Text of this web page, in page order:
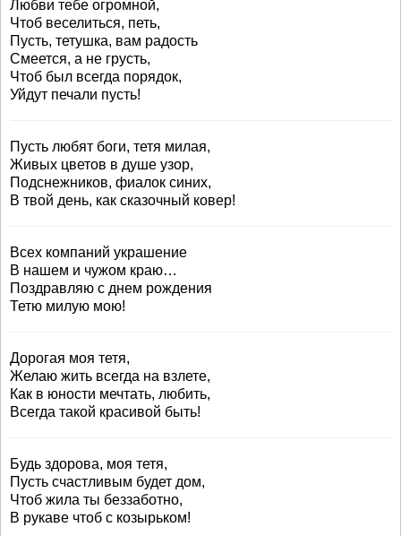
Любви тебе огромной,
Чтоб веселиться, петь,
Пусть, тетушка, вам радость
Смеется, а не грусть,
Чтоб был всегда порядок,
Уйдут печали пусть!
Пусть любят боги, тетя милая,
Живых цветов в душе узор,
Подснежников, фиалок синих,
В твой день, как сказочный ковер!
Всех компаний украшение
В нашем и чужом краю…
Поздравляю с днем рождения
Тетю милую мою!
Дорогая моя тетя,
Желаю жить всегда на взлете,
Как в юности мечтать, любить,
Всегда такой красивой быть!
Будь здорова, моя тетя,
Пусть счастливым будет дом,
Чтоб жила ты беззаботно,
В рукаве чтоб с козырьком!